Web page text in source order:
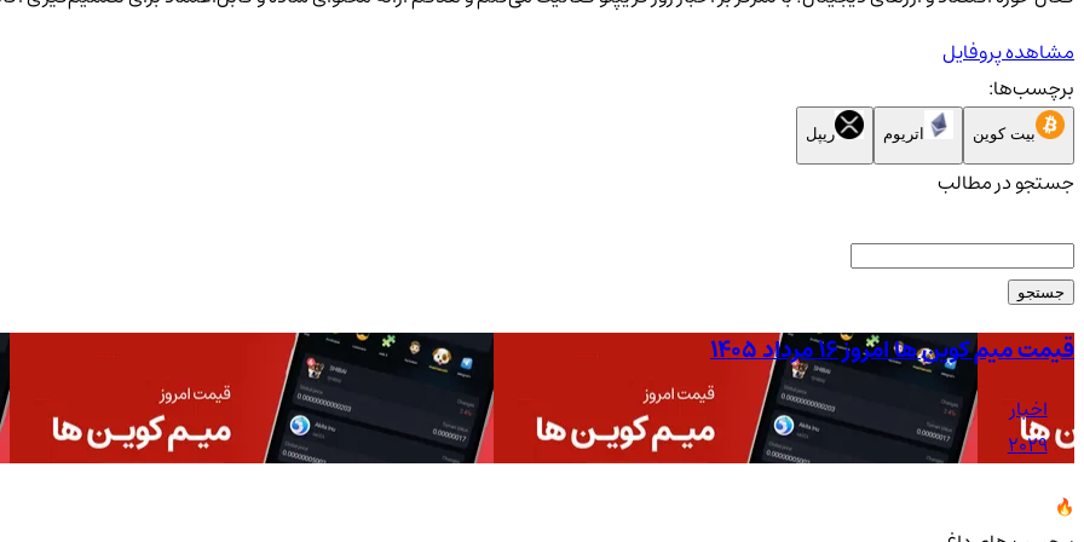
مشاهده پروفایل
برچسب‌ها:
بیت کوین اتریوم ریپل
جستجو در مطالب
جستجو
قیمت میم کوین ها امروز ۱۶ مرداد ۱۴۰۵
اخبار
2029